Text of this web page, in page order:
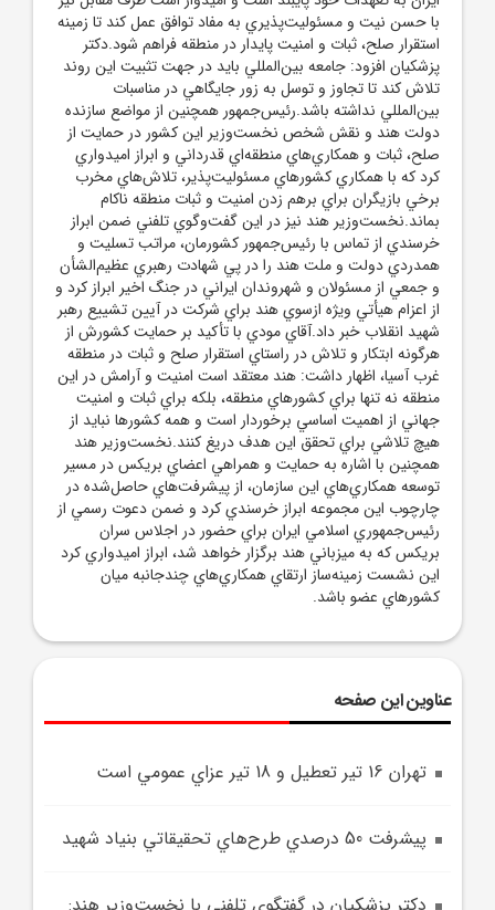
با حسن نيت و مسئوليت‌پذيري به مفاد توافق عمل کند تا زمينه
استقرار صلح، ثبات و امنيت پايدار در منطقه فراهم شود.دکتر
پزشکيان افزود: جامعه بين‌المللي بايد در جهت تثبيت اين روند
تلاش کند تا تجاوز و توسل به زور جايگاهي در مناسبات
بين‌المللي نداشته باشد.رئيس‌جمهور همچنين از مواضع سازنده
دولت هند و نقش شخص نخست‌وزير اين کشور در حمايت از
صلح، ثبات و همکاري‌هاي منطقه‌اي قدرداني و ابراز اميدواري
کرد که با همکاري کشورهاي مسئوليت‌پذير، تلاش‌هاي مخرب
برخي بازيگران براي برهم زدن امنيت و ثبات منطقه ناکام
بماند.نخست‌وزير هند نيز در اين گفت‌وگوي تلفني ضمن ابراز
خرسندي از تماس با رئيس‌جمهور کشورمان، مراتب تسليت و
همدردي دولت و ملت هند را در پي شهادت رهبري عظيم‌الشأن
و جمعي از مسئولان و شهروندان ايراني در جنگ اخير ابراز کرد و
از اعزام هيأتي ويژه ازسوي هند براي شرکت در آيين تشييع رهبر
شهيد انقلاب خبر داد.آقاي مودي با تأکيد بر حمايت کشورش از
هرگونه ابتکار و تلاش در راستاي استقرار صلح و ثبات در منطقه
غرب آسيا، اظهار داشت: هند معتقد است امنيت و آرامش در اين
منطقه نه تنها براي کشورهاي منطقه، بلکه براي ثبات و امنيت
جهاني از اهميت اساسي برخوردار است و همه کشورها نبايد از
هيچ تلاشي براي تحقق اين هدف دريغ کنند.نخست‌وزير هند
همچنين با اشاره به حمايت و همراهي اعضاي بريکس در مسير
توسعه همکاري‌هاي اين سازمان، از پيشرفت‌هاي حاصل‌شده در
چارچوب اين مجموعه ابراز خرسندي کرد و ضمن دعوت رسمي از
رئيس‌جمهوري اسلامي ايران براي حضور در اجلاس سران
بريکس که به ميزباني هند برگزار خواهد شد، ابراز اميدواري کرد
اين نشست زمينه‌ساز ارتقاي همکاري‌هاي چندجانبه ميان
کشورهاي عضو باشد.
عناوین این صفحه
تهران 16 تير تعطيل و 18 تير عزاي عمومي است
پيشرفت 50 درصدي طرح‌هاي تحقيقاتي بنياد شهيد